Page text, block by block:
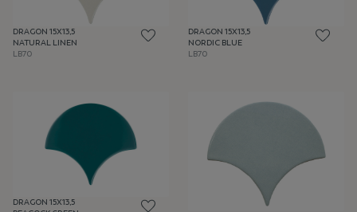
DRAGON 15X13,5
NATURAL LINEN
LB70
DRAGON 15X13,5
NORDIC BLUE
LB70
DRAGON 15X13,5